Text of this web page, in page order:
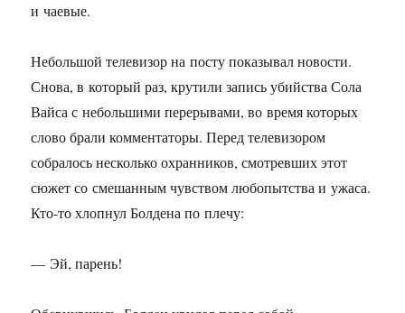
и чаевые.
Небольшой телевизор на посту показывал новости.
Снова, в который раз, крутили запись убийства Сола
Вайса с небольшими перерывами, во время которых
слово брали комментаторы. Перед телевизором
собралось несколько охранников, смотревших этот
сюжет со смешанным чувством любопытства и ужаса.
Кто-то хлопнул Болдена по плечу:
— Эй, парень!